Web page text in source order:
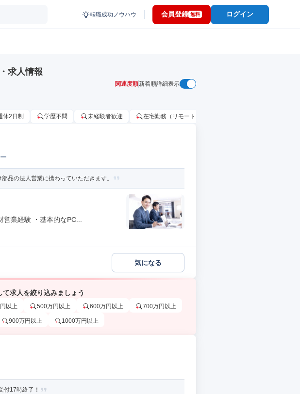
転職成功ノウハウ 会員登録 無料 ログイン
求人情報
関連度順新着順詳細表示
休2日制 学歴不問 未経験者歓迎 在宅勤務（リモートワーク）OK
品の法人営業に携わっていただきます。
業経験 ・基本的なPC...
気になる
て求人を絞り込みましょう
以上 500万円以上 600万円以上 700万円以上
900万円以上 1000万円以上
付17時終了！